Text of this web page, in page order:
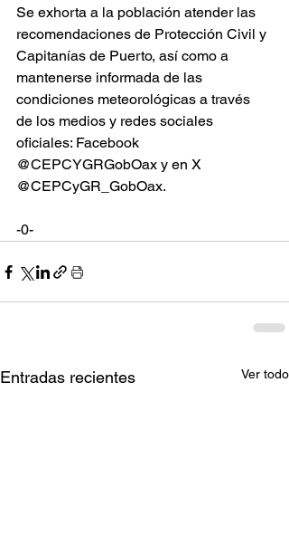
Se exhorta a la población atender las
recomendaciones de Protección Civil y
Capitanías de Puerto, así como a
mantenerse informada de las
condiciones meteorológicas a través
de los medios y redes sociales
oficiales: Facebook
@CEPCYGRGobOax y en X
@CEPCyGR_GobOax.
-0-
Entradas recientes Ver todo